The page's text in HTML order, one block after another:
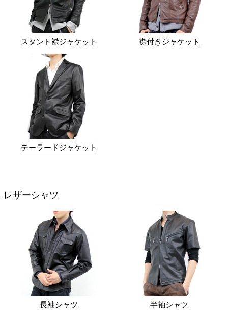
スタンド襟ジャケット 襟付きジャケット
テーラードジャケット
レザーシャツ
長袖シャツ 半袖シャツ